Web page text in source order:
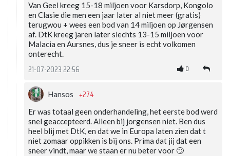
Van Geel kreeg 15-18 miljoen voor Karsdorp, Kongolo
en Clasie die men een jaar later al niet meer (gratis)
terugwou + wees een bod van 14 miljoen op Jørgensen
af. DtK kreeg jaren later slechts 13-15 miljoen voor
Malacia en Aursnes, dus je sneer is echt volkomen
onterecht.
21-07-2023 22:56 0
Hansos +274
Er was totaal geen onderhandeling, het eerste bod werd
snel geaccepteerd. Alleen bij jorgensen niet. Ben dus
heel blij met DtK, en dat we in Europa laten zien dat t
niet zomaar oppikken is bij ons. Prima dat jij dat een
sneer vindt, maar we staan er nu beter voor 🙄